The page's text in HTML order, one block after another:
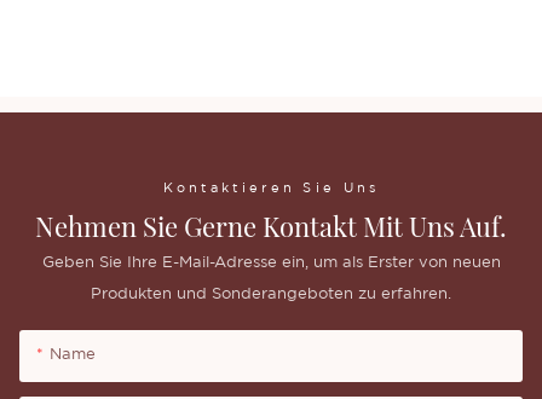
Kontaktieren Sie Uns
Nehmen Sie Gerne Kontakt Mit Uns Auf.
Geben Sie Ihre E-Mail-Adresse ein, um als Erster von neuen
Produkten und Sonderangeboten zu erfahren.
Name